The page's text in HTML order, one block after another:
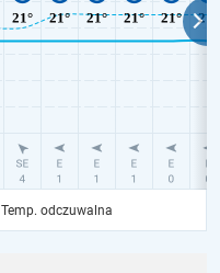
Temp. odczuwalna